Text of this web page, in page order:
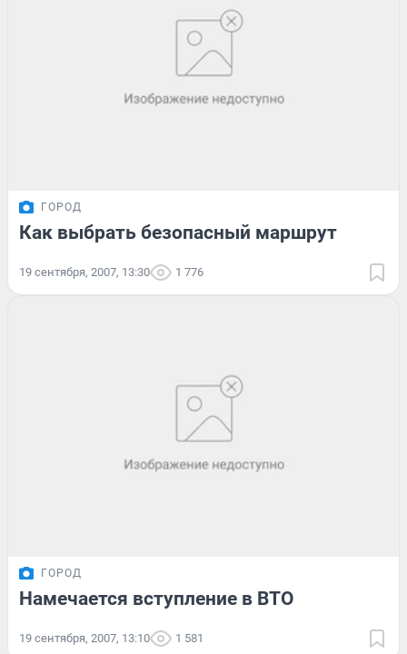
ГОРОД
Как выбрать безопасный маршрут
19 сентября, 2007, 13:30 1 776
ГОРОД
Намечается вступление в ВТО
19 сентября, 2007, 13:10 1 581